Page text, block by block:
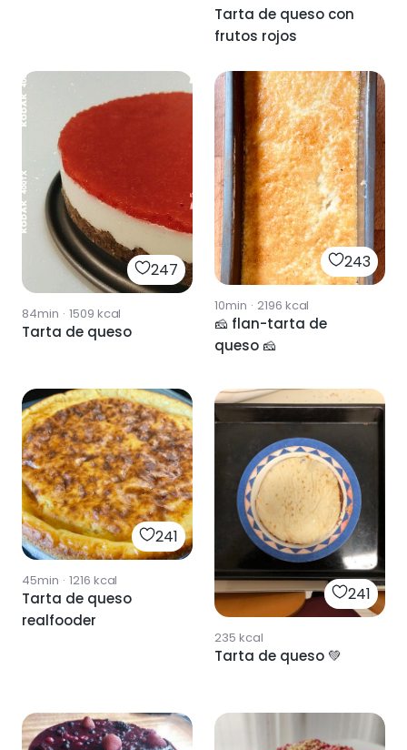
Tarta de queso con
frutos rojos
247
84min · 1509 kcal
Tarta de queso
243
10min · 2196 kcal
🧀 flan-tarta de
queso 🧀
241
45min · 1216 kcal
Tarta de queso
realfooder
241
235 kcal
Tarta de queso 💚